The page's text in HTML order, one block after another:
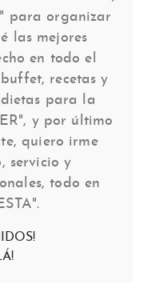
para organizar
las mejores
en todo el
recetas y
dietas para la
y por último
quiero irme
servicio y
todo en